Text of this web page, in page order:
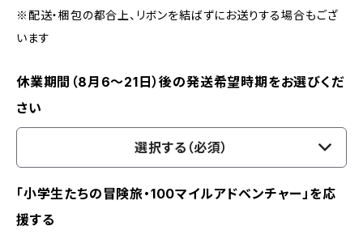
※配送・梱包の都合上、リボンを結ばずにお送りする場合もござ
います
休業期間（8月6〜21日）後の発送希望時期をお選びくだ
さい
選択する（必須）
「小学生たちの冒険旅・100マイルアドベンチャー」を応
援する